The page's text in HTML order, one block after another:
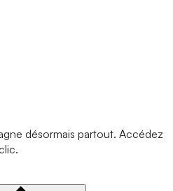
désormais partout. Accédez